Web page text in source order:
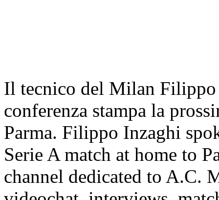
Il tecnico del Milan Filippo
conferenza stampa la
Parma. Filippo Inzaghi
Serie A match at home to
channel dedicated to A.C.